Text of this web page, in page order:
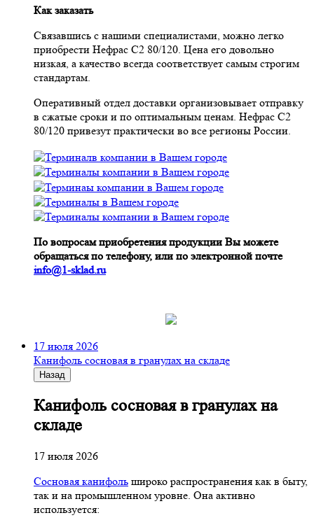
Как заказать
Связавшись с нашими специалистами, можно легко
приобрести Нефрас С2 80/120. Цена его довольно
низкая, а качество всегда соответствует самым строгим
стандартам.
Оперативный отдел доставки организовывает отправку
в сжатые сроки и по оптимальным ценам. Нефрас С2
80/120 привезут практически во все регионы России.
По вопросам приобретения продукции Вы можете
обращаться по телефону, или по электронной почте
info@1-sklad.ru
17 июля 2026
Канифоль сосновая в гранулах на складе
Назад
Канифоль сосновая в гранулах на
складе
17 июля 2026
Сосновая канифоль широко распространения как в быту,
так и на промышленном уровне. Она активно
используется: